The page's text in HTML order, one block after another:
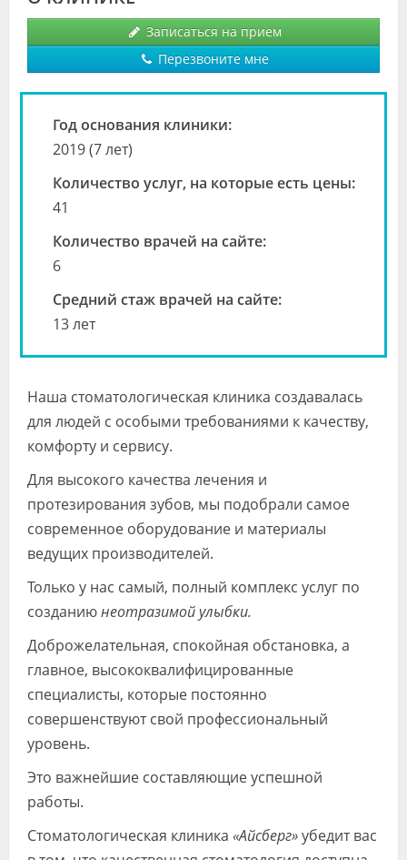
Видео
Клиники
Специалисты
Блоги
Лаборатории
Записаться на прием
Перезвоните мне
Год основания клиники:
2019 (7 лет)
Количество услуг, на которые есть цены:
41
Количество врачей на сайте:
6
Средний стаж врачей на сайте:
13 лет
Наша стоматологическая клиника создавалась
для людей с особыми требованиями к качеству,
комфорту и сервису.
Для высокого качества лечения и
протезирования зубов, мы подобрали самое
современное оборудование и материалы
ведущих производителей.
Только у нас самый, полный комплекс услуг по
созданиюнеотразимой улыбки.
Доброжелательная, спокойная обстановка, а
главное, высококвалифицированные
специалисты, которые постоянно
совершенствуют свой профессиональный
уровень.
Это важнейшие составляющие успешной
работы.
Стоматологическая клиника «Айсберг»убедит вас